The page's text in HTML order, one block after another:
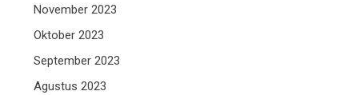
November 2023
Oktober 2023
September 2023
Agustus 2023